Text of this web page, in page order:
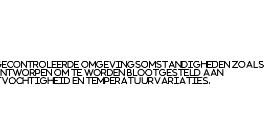
omgevingsomstandigheden zoals
om te worden blootgesteld aan
en temperatuurvariaties.